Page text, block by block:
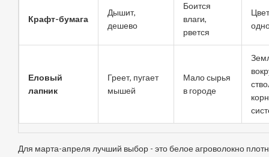
Крафт-бумага
Дышит,
дешево
Боится
влаги,
рвется
Еловый
лапник
Греет, пугает
мышей
Мало сырья
в городе
Для марта-апреля лучший выбор - это белое агроволокно